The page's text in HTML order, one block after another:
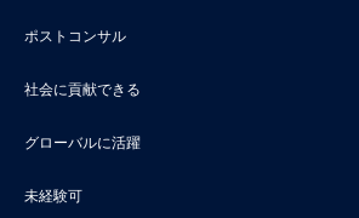
ポストコンサル
社会に貢献できる
グローバルに活躍
未経験可